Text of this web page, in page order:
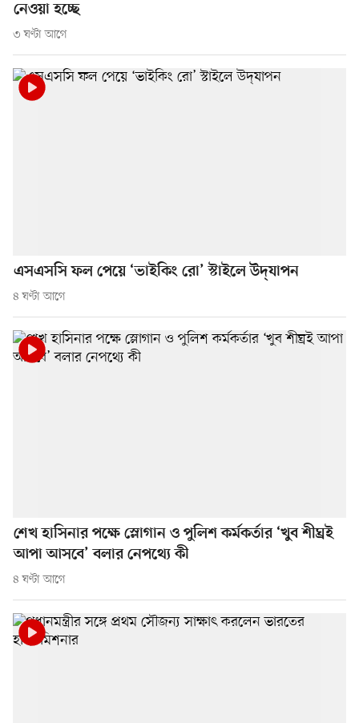
নেওয়া হচ্ছে
৩ ঘণ্টা আগে
এসএসসি ফল পেয়ে ‘ভাইকিং রো’ স্টাইলে উদ্‌যাপন
৪ ঘণ্টা আগে
শেখ হাসিনার পক্ষে স্লোগান ও পুলিশ কর্মকর্তার ‘খুব শীঘ্রই
আপা আসবে’ বলার নেপথ্যে কী
৪ ঘণ্টা আগে